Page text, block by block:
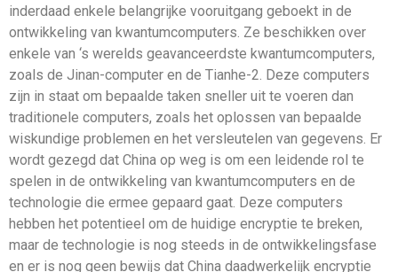
inderdaad enkele belangrijke vooruitgang geboekt in de
ontwikkeling van kwantumcomputers. Ze beschikken over
enkele van ‘s werelds geavanceerdste kwantumcomputers,
zoals de Jinan-computer en de Tianhe-2. Deze computers
zijn in staat om bepaalde taken sneller uit te voeren dan
traditionele computers, zoals het oplossen van bepaalde
wiskundige problemen en het versleutelen van gegevens. Er
wordt gezegd dat China op weg is om een ​​leidende rol te
spelen in de ontwikkeling van kwantumcomputers en de
technologie die ermee gepaard gaat. Deze computers
hebben het potentieel om de huidige encryptie te breken,
maar de technologie is nog steeds in de ontwikkelingsfase
en er is nog geen bewijs dat China daadwerkelijk encryptie